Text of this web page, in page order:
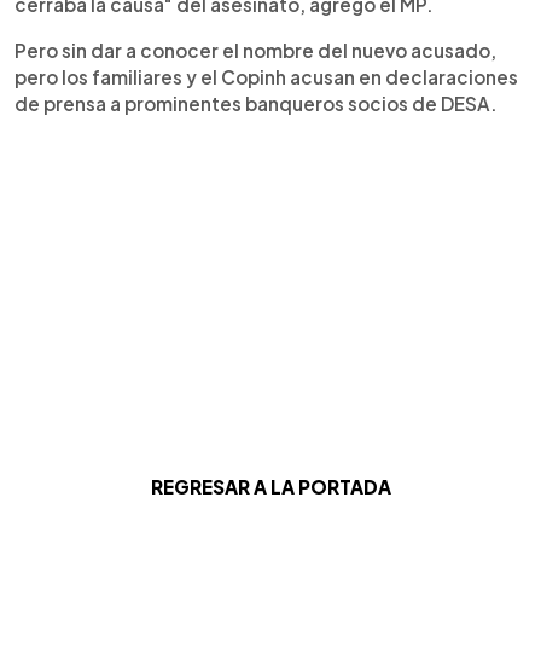
Pero sin dar a conocer el nombre del nuevo acusado,
pero los familiares y el Copinh acusan en declaraciones
de prensa a prominentes banqueros socios de DESA.
REGRESAR A LA PORTADA